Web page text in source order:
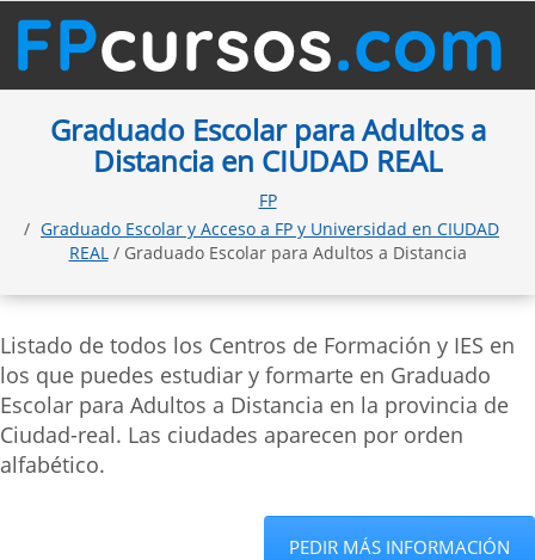
Graduado Escolar para Adultos a
Distancia en CIUDAD REAL
FP
Graduado Escolar y Acceso a FP y Universidad en CIUDAD
REAL/ Graduado Escolar para Adultos a Distancia
Listado de todos los Centros de Formación y IES en
los que puedes estudiar y formarte en Graduado
Escolar para Adultos a Distancia en la provincia de
Ciudad-real. Las ciudades aparecen por orden
alfabético.
PEDIR MÁS INFORMACIÓN